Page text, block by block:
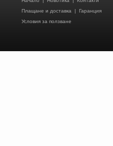
Плащане и доставка | Гаранция
Условия за ползване